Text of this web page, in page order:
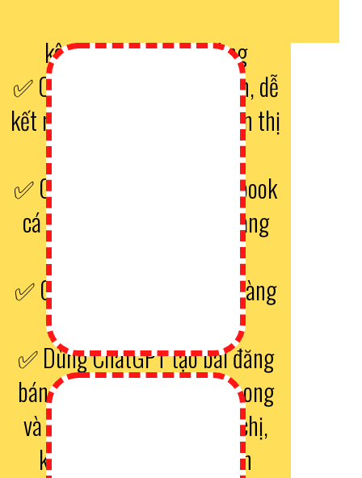
kênh Facebook bán hàng
✅ Cách đăng bài tăng uy tín, dễ
kết nối với người lạ, tăng hiển thị
✅ Cải thiện tương tác Facebook
cá nhân để chuẩn bị bán hàng
✅ Quay & dựng video bán hàng
trên Facebook cá nhân
✅ Dùng ChatGPT tạo bài đăng
bán hàng theo đúng văn phong
và màu sắc của chính anh chị,
không còn đơ cứng vô hồn